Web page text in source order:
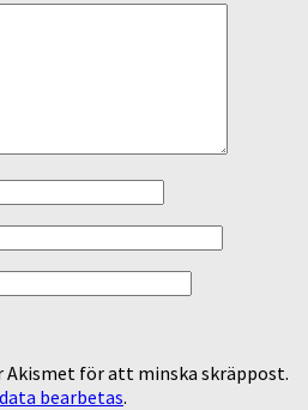
Akismet för att minska skräppost.
bearbetas.